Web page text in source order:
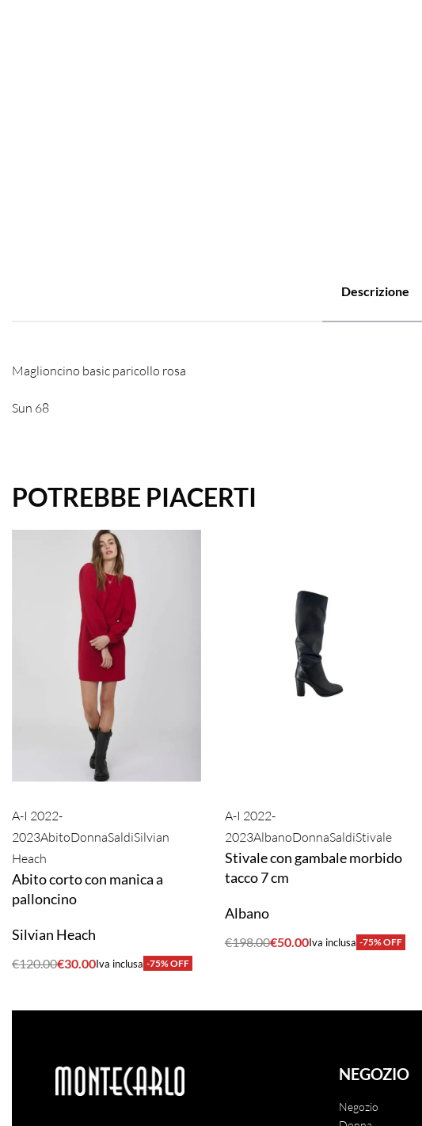
Descrizione
Maglioncino basic paricollo rosa
Sun 68
POTREBBE PIACERTI
A-I 2022-
2023AbitoDonnaSaldiSilvian
Heach
Abito corto con manica a
palloncino
Silvian Heach
€120.00€30.00Iva inclusa -75% OFF
A-I 2022-
2023AlbanoDonnaSaldiStivale
Stivale con gambale morbido
tacco 7 cm
Albano
€198.00€50.00Iva inclusa -75% OFF
NEGOZIO
Negozio